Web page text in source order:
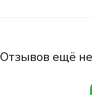
Отзывов ещё